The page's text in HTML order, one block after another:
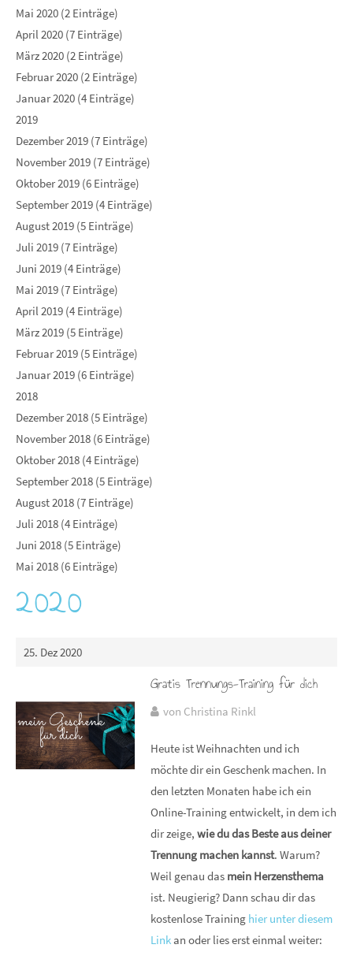
Mai 2020 (2 Einträge)
April 2020 (7 Einträge)
März 2020 (2 Einträge)
Februar 2020 (2 Einträge)
Januar 2020 (4 Einträge)
2019
Dezember 2019 (7 Einträge)
November 2019 (7 Einträge)
Oktober 2019 (6 Einträge)
September 2019 (4 Einträge)
August 2019 (5 Einträge)
Juli 2019 (7 Einträge)
Juni 2019 (4 Einträge)
Mai 2019 (7 Einträge)
April 2019 (4 Einträge)
März 2019 (5 Einträge)
Februar 2019 (5 Einträge)
Januar 2019 (6 Einträge)
2018
Dezember 2018 (5 Einträge)
November 2018 (6 Einträge)
Oktober 2018 (4 Einträge)
September 2018 (5 Einträge)
August 2018 (7 Einträge)
Juli 2018 (4 Einträge)
Juni 2018 (5 Einträge)
Mai 2018 (6 Einträge)
2020
25. Dez 2020
Gratis Trennungs-Training für dich
von Christina Rinkl
Heute ist Weihnachten und ich
möchte dir ein Geschenk machen. In
den letzten Monaten habe ich ein
Online-Training entwickelt, in dem ich
dir zeige,wie du das Beste aus deiner
Trennung machen kannst. Warum?
Weil genau das mein Herzensthema
ist. Neugierig? Dann schau dir das
kostenlose Training hier unter diesem
Linkan oder lies erst einmal weiter: